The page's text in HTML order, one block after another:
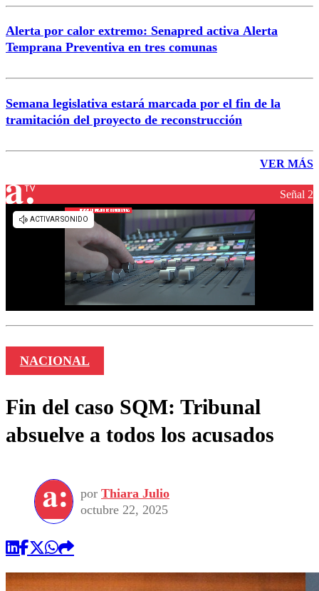
Alerta por calor extremo: Senapred activa Alerta
Temprana Preventiva en tres comunas
Semana legislativa estará marcada por el fin de la
tramitación del proyecto de reconstrucción
VER MÁS
Señal 2
NACIONAL
Fin del caso SQM: Tribunal
absuelve a todos los acusados
por Thiara Julio
octubre 22, 2025